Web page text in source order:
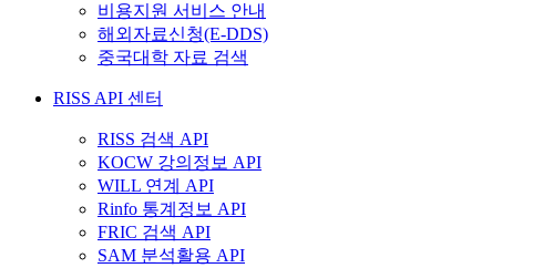
비용지원 서비스 안내
해외자료신청(E-DDS)
중국대학 자료 검색
RISS API 센터
RISS 검색 API
KOCW 강의정보 API
WILL 연계 API
Rinfo 통계정보 API
FRIC 검색 API
SAM 분석활용 API